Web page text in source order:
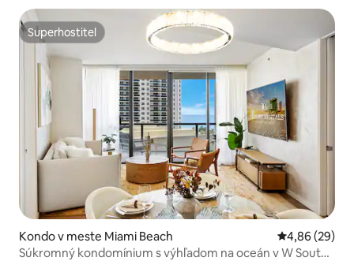
Superhostiteľ
Superhostiteľ
Kondo v meste Miami Beach Priemerné
4,86 (29)
Súkromný kondomínium s výhľadom na oceán v W South